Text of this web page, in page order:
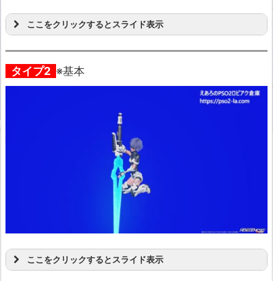
ここをクリックするとスライド表示
タイプ2 ※基本
ここをクリックするとスライド表示